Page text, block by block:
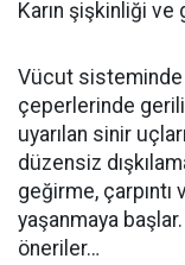
Karın şişkinliği ve
Vücut sisteminde
çeperlerinde
uyarılan sinir
düzensiz
geğirme, çarpıntı
yaşanmaya
öneriler…